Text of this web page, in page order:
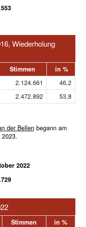
Wiederholung
Stimmen
in %
2.124.661
46,2
2.472.892 53,8
der Bellenbegann am
2022
Stimmen
in %